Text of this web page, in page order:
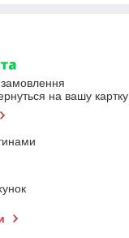
на вашу картку